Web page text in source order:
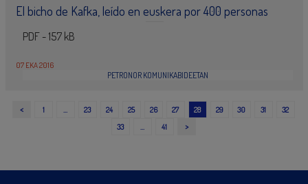
El bicho de Kafka, leído en euskera por 400 personas
PDF - 157 kB
07 EKA 2016
PETRONOR KOMUNIKABIDEETAN
< 1 … 23 24 25 26 27 28 29 30 31
32
33
… 41 >